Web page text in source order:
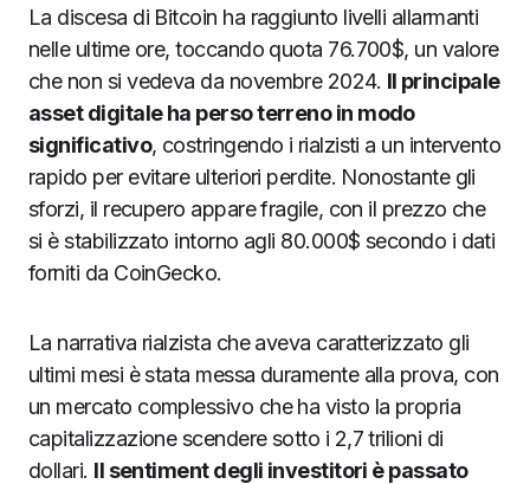
La discesa di Bitcoin ha raggiunto livelli allarmanti
nelle ultime ore, toccando quota 76.700$, un valore
che non si vedeva da novembre 2024. Il principale
asset digitale ha perso terreno in modo
significativo, costringendo i rialzisti a un intervento
rapido per evitare ulteriori perdite. Nonostante gli
sforzi, il recupero appare fragile, con il prezzo che
si è stabilizzato intorno agli 80.000$ secondo i dati
forniti da CoinGecko.
La narrativa rialzista che aveva caratterizzato gli
ultimi mesi è stata messa duramente alla prova, con
un mercato complessivo che ha visto la propria
capitalizzazione scendere sotto i 2,7 trilioni di
dollari. Il sentiment degli investitori è passato